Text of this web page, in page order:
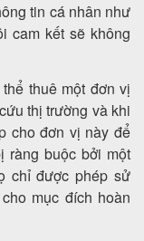
tin cá nhân như
cam kết sẽ không
thuê một đơn vị
thị trường và khi
cho đơn vị này để
ràng buộc bởi một
chỉ được phép sử
mục đích hoàn